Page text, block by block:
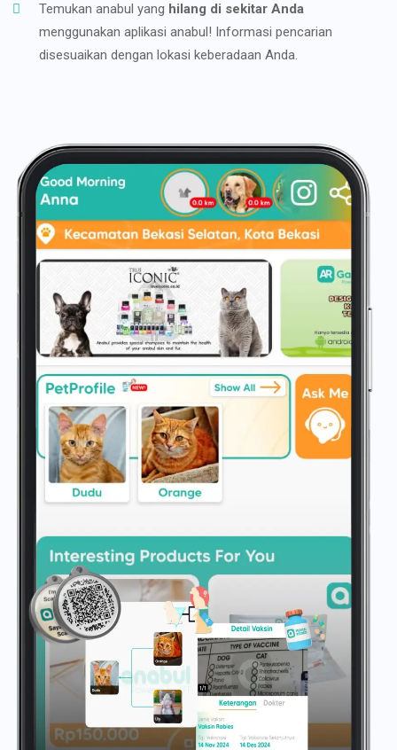
Temukan anabul yang hilang di sekitar Anda
menggunakan aplikasi anabul! Informasi pencarian
disesuaikan dengan lokasi keberadaan Anda.